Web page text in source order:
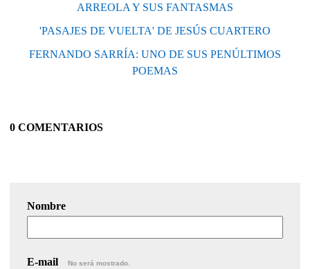
ARREOLA Y SUS FANTASMAS
'PASAJES DE VUELTA' DE JESÚS CUARTERO
FERNANDO SARRÍA: UNO DE SUS PENÚLTIMOS
POEMAS
0 COMENTARIOS
Nombre
E-mail No será mostrado.